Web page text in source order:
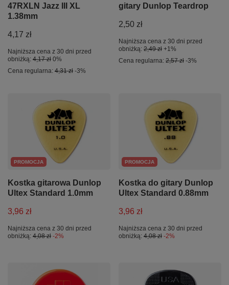
47RXLN Jazz III XL
1.38mm
4,17 zł
Najniższa cena z 30 dni przed
obniżką: 4,17 zł 0%
Cena regularna: 4,31 zł -3%
gitary Dunlop Teardrop
2,50 zł
Najniższa cena z 30 dni przed
obniżką: 2,49 zł +1%
Cena regularna: 2,57 zł -3%
PROMOCJA
Kostka gitarowa Dunlop
Ultex Standard 1.0mm
3,96 zł
Najniższa cena z 30 dni przed
obniżką: 4,08 zł -2%
PROMOCJA
Kostka do gitary Dunlop
Ultex Standard 0.88mm
3,96 zł
Najniższa cena z 30 dni przed
obniżką: 4,08 zł -2%